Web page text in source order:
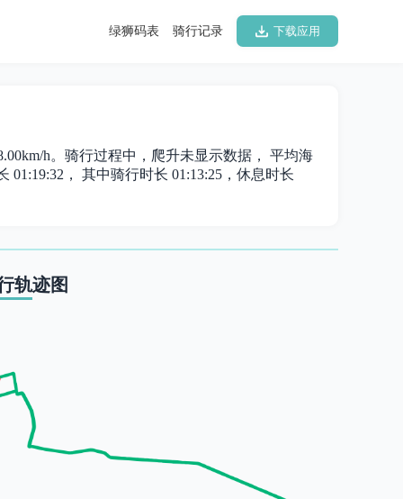
下载应用
骑行记录
绿狮码表
h。骑行过程中，爬升未显示数据， 平均海
01:19:32， 其中骑行时长 01:13:25，休息时长
轨迹图